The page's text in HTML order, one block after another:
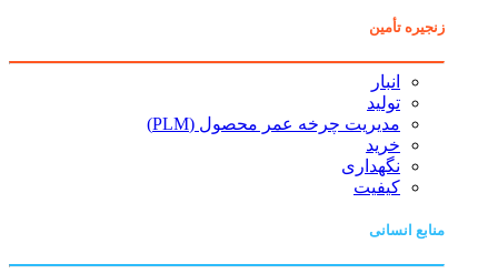
زنجیره تأمین
انبار
تولید
مدیریت چرخه عمر محصول (PLM)
خرید
نگهداری
کیفیت
منابع انسانی